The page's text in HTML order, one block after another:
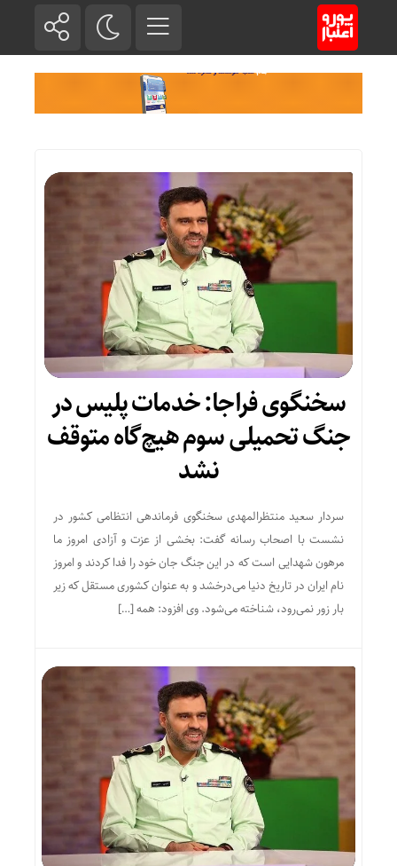
سخنگوی فراجا: خدمات پلیس در
جنگ تحمیلی سوم هیچ‌گاه متوقف
نشد
سردار سعید منتظرالمهدی سخنگوی فرماندهی انتظامی کشور در
نشست با اصحاب رسانه گفت: بخشی از عزت و آزادی امروز ما
مرهون شهدایی است که در این جنگ جان خود را فدا کردند و امروز
نام ایران در تاریخ دنیا می‌درخشد و به عنوان کشوری مستقل که زیر
بار زور نمی‌رود، شناخته می‌شود. وی افزود: همه […]